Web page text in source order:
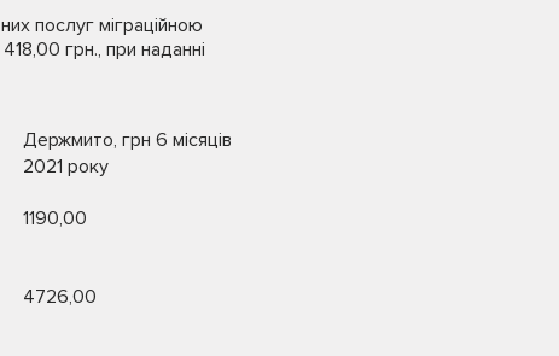
послуг міграційною
грн., при наданні
Держмито, грн 6 місяців
2021 року
1190,00
4726,00